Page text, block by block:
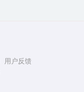
用户反馈